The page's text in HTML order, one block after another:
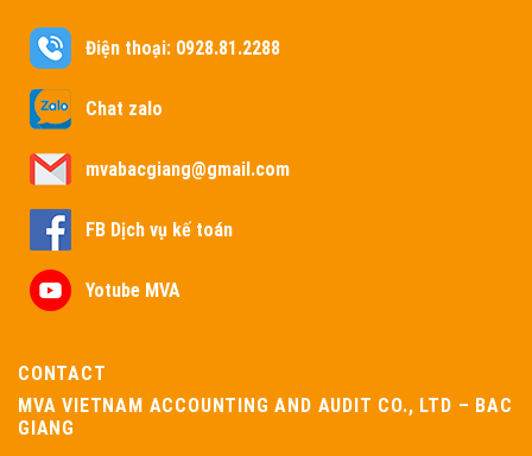
Điện thoại: 0928.81.2288
Chat zalo
mvabacgiang@gmail.com
FB Dịch vụ kế toán
Yotube MVA
CONTACT
MVA VIETNAM ACCOUNTING AND AUDIT CO., LTD – BAC
GIANG